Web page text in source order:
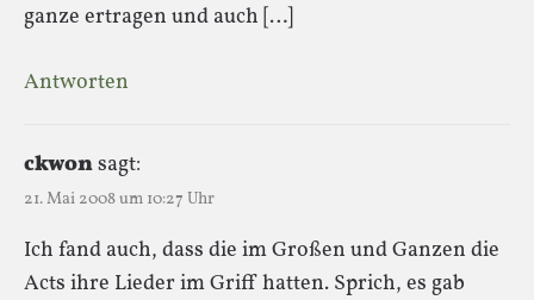
ganze ertragen und auch […]
Antworten
ckwonsagt:
21. Mai 2008 um 10:27 Uhr
Ich fand auch, dass die im Großen und Ganzen die
Acts ihre Lieder im Griff hatten. Sprich, es gab